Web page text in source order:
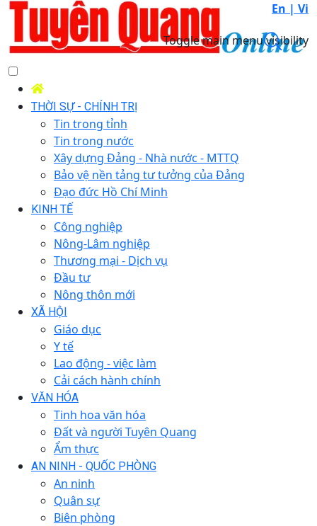
En | Vi
Toggle main menu visibility
THỜI SỰ - CHÍNH TRỊ
Tin trong tỉnh
Tin trong nước
Xây dựng Đảng - Nhà nước - MTTQ
Bảo vệ nền tảng tư tưởng của Đảng
Đạo đức Hồ Chí Minh
KINH TẾ
Công nghiệp
Nông-Lâm nghiệp
Thương mại - Dịch vụ
Đầu tư
Nông thôn mới
XÃ HỘI
Giáo dục
Y tế
Lao động - việc làm
Cải cách hành chính
VĂN HÓA
Tinh hoa văn hóa
Đất và người Tuyên Quang
Ẩm thực
AN NINH - QUỐC PHÒNG
An ninh
Quân sự
Biên phòng